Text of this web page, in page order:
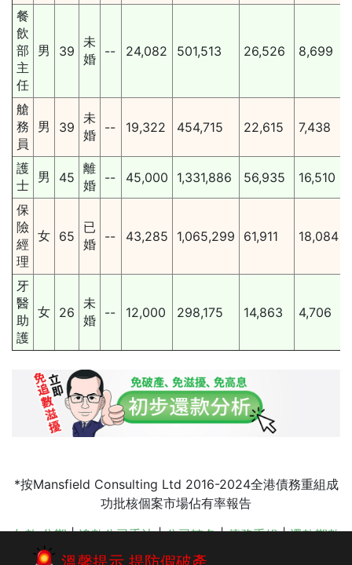
餐
飲
部
主
任
男 39
未
婚
-- 24,082 501,513 26,526 8,699
艙
務
員
男 39
未
婚
-- 19,322 454,715 22,615 7,438
護
士
男 45
離
婚
-- 45,000 1,331,886 56,935 16,510
保
險
經
理
女 65
已
婚
-- 43,285 1,065,299 61,911 18,084
牙
醫
助
護
女 26
未
婚
-- 12,000 298,175 14,863 4,706
*按Mansfield Consulting Ltd 2016-2024全港債務重組成
功批核個案市場佔有率報告
欠款 分期|追數公司手法|公司轉名|債務重組|還款期數
按揭清債|破產申請|破產申請|